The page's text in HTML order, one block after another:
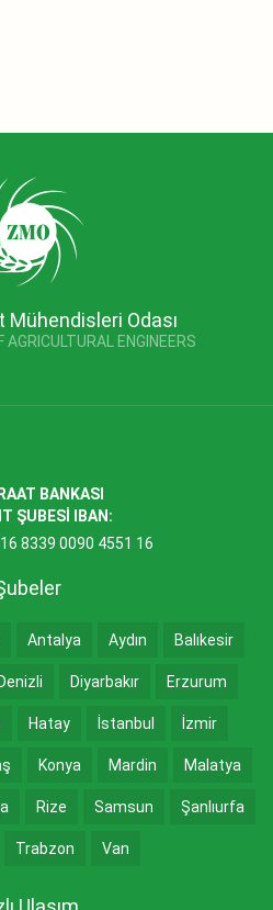
Mühendisleri Odası
ENGINEERS
BANKASI
ŞUBESİ IBAN:
8339 0090 4551 16
Antalya Aydın Balıkesir
Denizli Diyarbakır Erzurum
Hatay İstanbul İzmir
Konya Mardin Malatya
Rize Samsun Şanlıurfa
Trabzon Van